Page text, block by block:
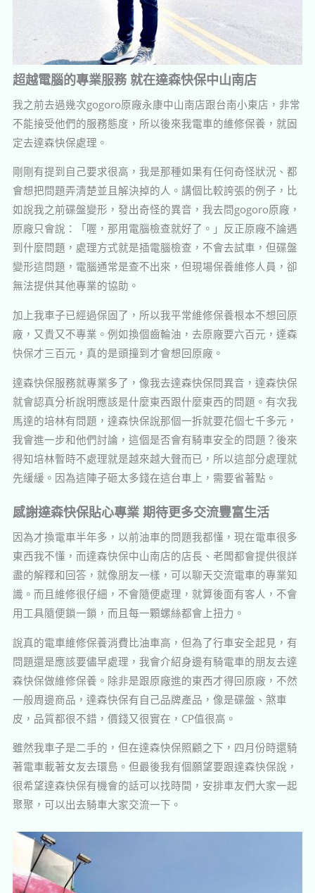
超越電腦的專業服務 就在達森快保中山南店
我之前去過幾次gogoro原廠永康中山南店跟台南小東店，非常
不能接受他們的服務態度，所以後來我電車的維修保養，就固
定去達森快保處理。
剛剛有提到自己要求很高，我是那種如果有任何奇怪狀況、都
會想把問題弄清楚並且解決掉的人。講個比較誇張的例子，比
如說我之前碟盤變形，發出奇怪的異音，我去問gogoro原廠，
原廠只會說：「喔，那用電腦檢查就好了。」反正原廠不論遇
到什麼問題，處理方式就是插電腦檢查，不會去試車，但碟盤
變形這問題，電腦通常是查不出來，但現場保養維修人員，卻
無法提供其他專業的協助。
加上我車子已經過保固了，所以我平常維修保養根本不想回原
廠，又貴又不專業。例如換個齒輪油，去原廠要六百元，達森
快保才三百元，真的是頭撞到才會想回原廠。
達森快保服務就專業多了，像我去達森快保問異音，達森快保
就會認真分析說明應該是什麼東西跟什麼東西的問題。有次我
馬達的培林有問題，達森快保說那個一拆就要花個七千多元，
我會進一步和他們討論，這個是否會有騎車安全的問題？後來
得知培林暫時不處理就是越來越大聲而已，所以這部分處理就
先緩緩。因為這陣子砸太多錢在這台車上，需要省著點。
感謝達森快保貼心專業 期待更多交流豐富生活
因為才換電車半年多，以前油車的問題我都懂，現在電車很多
東西我不懂，而達森快保中山南店的店長、老闆都會提供很詳
盡的解釋和回答，就像朋友一樣，可以聊天交流電車的專業知
識。而且維修很仔細，不會隨便處理，就算後面有客人，不會
用工具隨便鎖一鎖，而且每一顆螺絲都會上扭力。
說真的電車維修保養消費比油車高，但為了行車安全起見，有
問題還是應該要儘早處理，我會介紹身邊有騎電車的朋友去達
森快保做維修保養。除非是跟原廠進的東西才得回原廠，不然
一般周邊商品，達森快保有自己品牌產品，像是碟盤、煞車
皮，品質都很不錯，價錢又很實在，CP值很高。
雖然我車子是二手的，但在達森快保照顧之下，四月份時還騎
著電車載著女友去環島。但最後我有個願望要跟達森快保說，
很希望達森快保有機會的話可以找時間，安排車友們大家一起
聚聚，可以出去騎車大家交流一下。